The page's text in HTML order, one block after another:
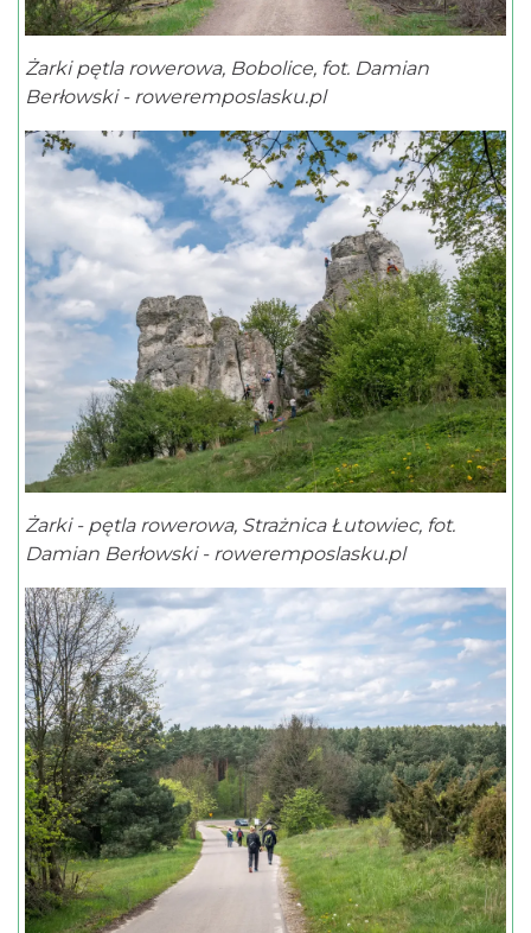
Żarki pętla rowerowa, Bobolice, fot. Damian
Berłowski - roweremposlasku.pl
Żarki - pętla rowerowa, Strażnica Łutowiec, fot.
Damian Berłowski - roweremposlasku.pl